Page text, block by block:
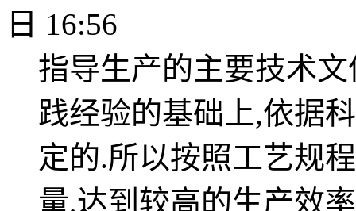
日 16:56
指导生产的主要技术
践经验的基础上,依据
定的.所以按照工艺规
量,达到较高的生产效